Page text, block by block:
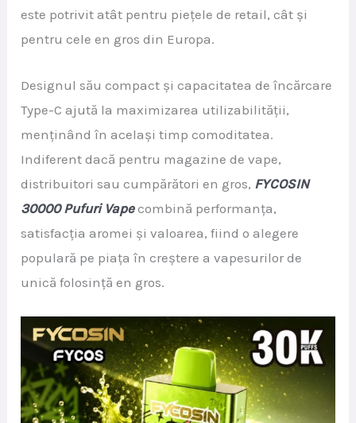
este potrivit atât pentru piețele de retail, cât și
pentru cele en gros din Europa.
Designul său compact și capacitatea de încărcare
Type-C ajută la maximizarea utilizabilității,
menținând în același timp comoditatea.
Indiferent dacă pentru magazine de vape,
distribuitori sau cumpărători en gros, FYCOSIN
30000 Pufuri Vapecombină performanța,
satisfacția aromei și valoarea, fiind o alegere
populară pe piața în creștere a vapesurilor de
unică folosință en gros.